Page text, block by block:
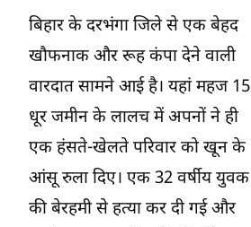
बिहार के दरभंगा जिले से एक बेहद
खौफनाक और रूह कंपा देने वाली
वारदात सामने आई है। यहां महज 15
धूर जमीन के लालच में अपनों ने ही
एक हंसते-खेलते परिवार को खून के
आंसू रुला दिए। एक 32 वर्षीय युवक
की बेरहमी से हत्या कर दी गई और